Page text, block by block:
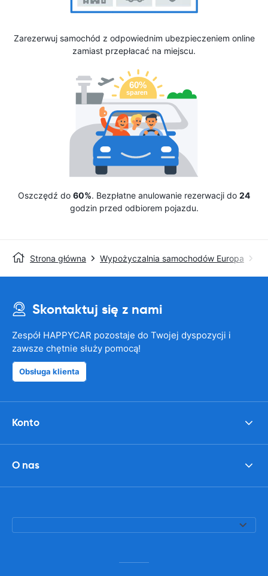
Zarezerwuj samochód z odpowiednim ubezpieczeniem online
zamiast przepłacać na miejscu.
Oszczędź do 60%. Bezpłatne anulowanie rezerwacji do 24
godzin przed odbiorem pojazdu.
Strona główna Wypożyczalnia samochodów Europa
Skontaktuj się z nami
Zespół HAPPYCAR pozostaje do Twojej dyspozycji i
zawsze chętnie służy pomocą!
Obsługa klienta
Konto
O nas